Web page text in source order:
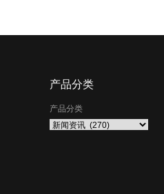
产品分类
产品分类